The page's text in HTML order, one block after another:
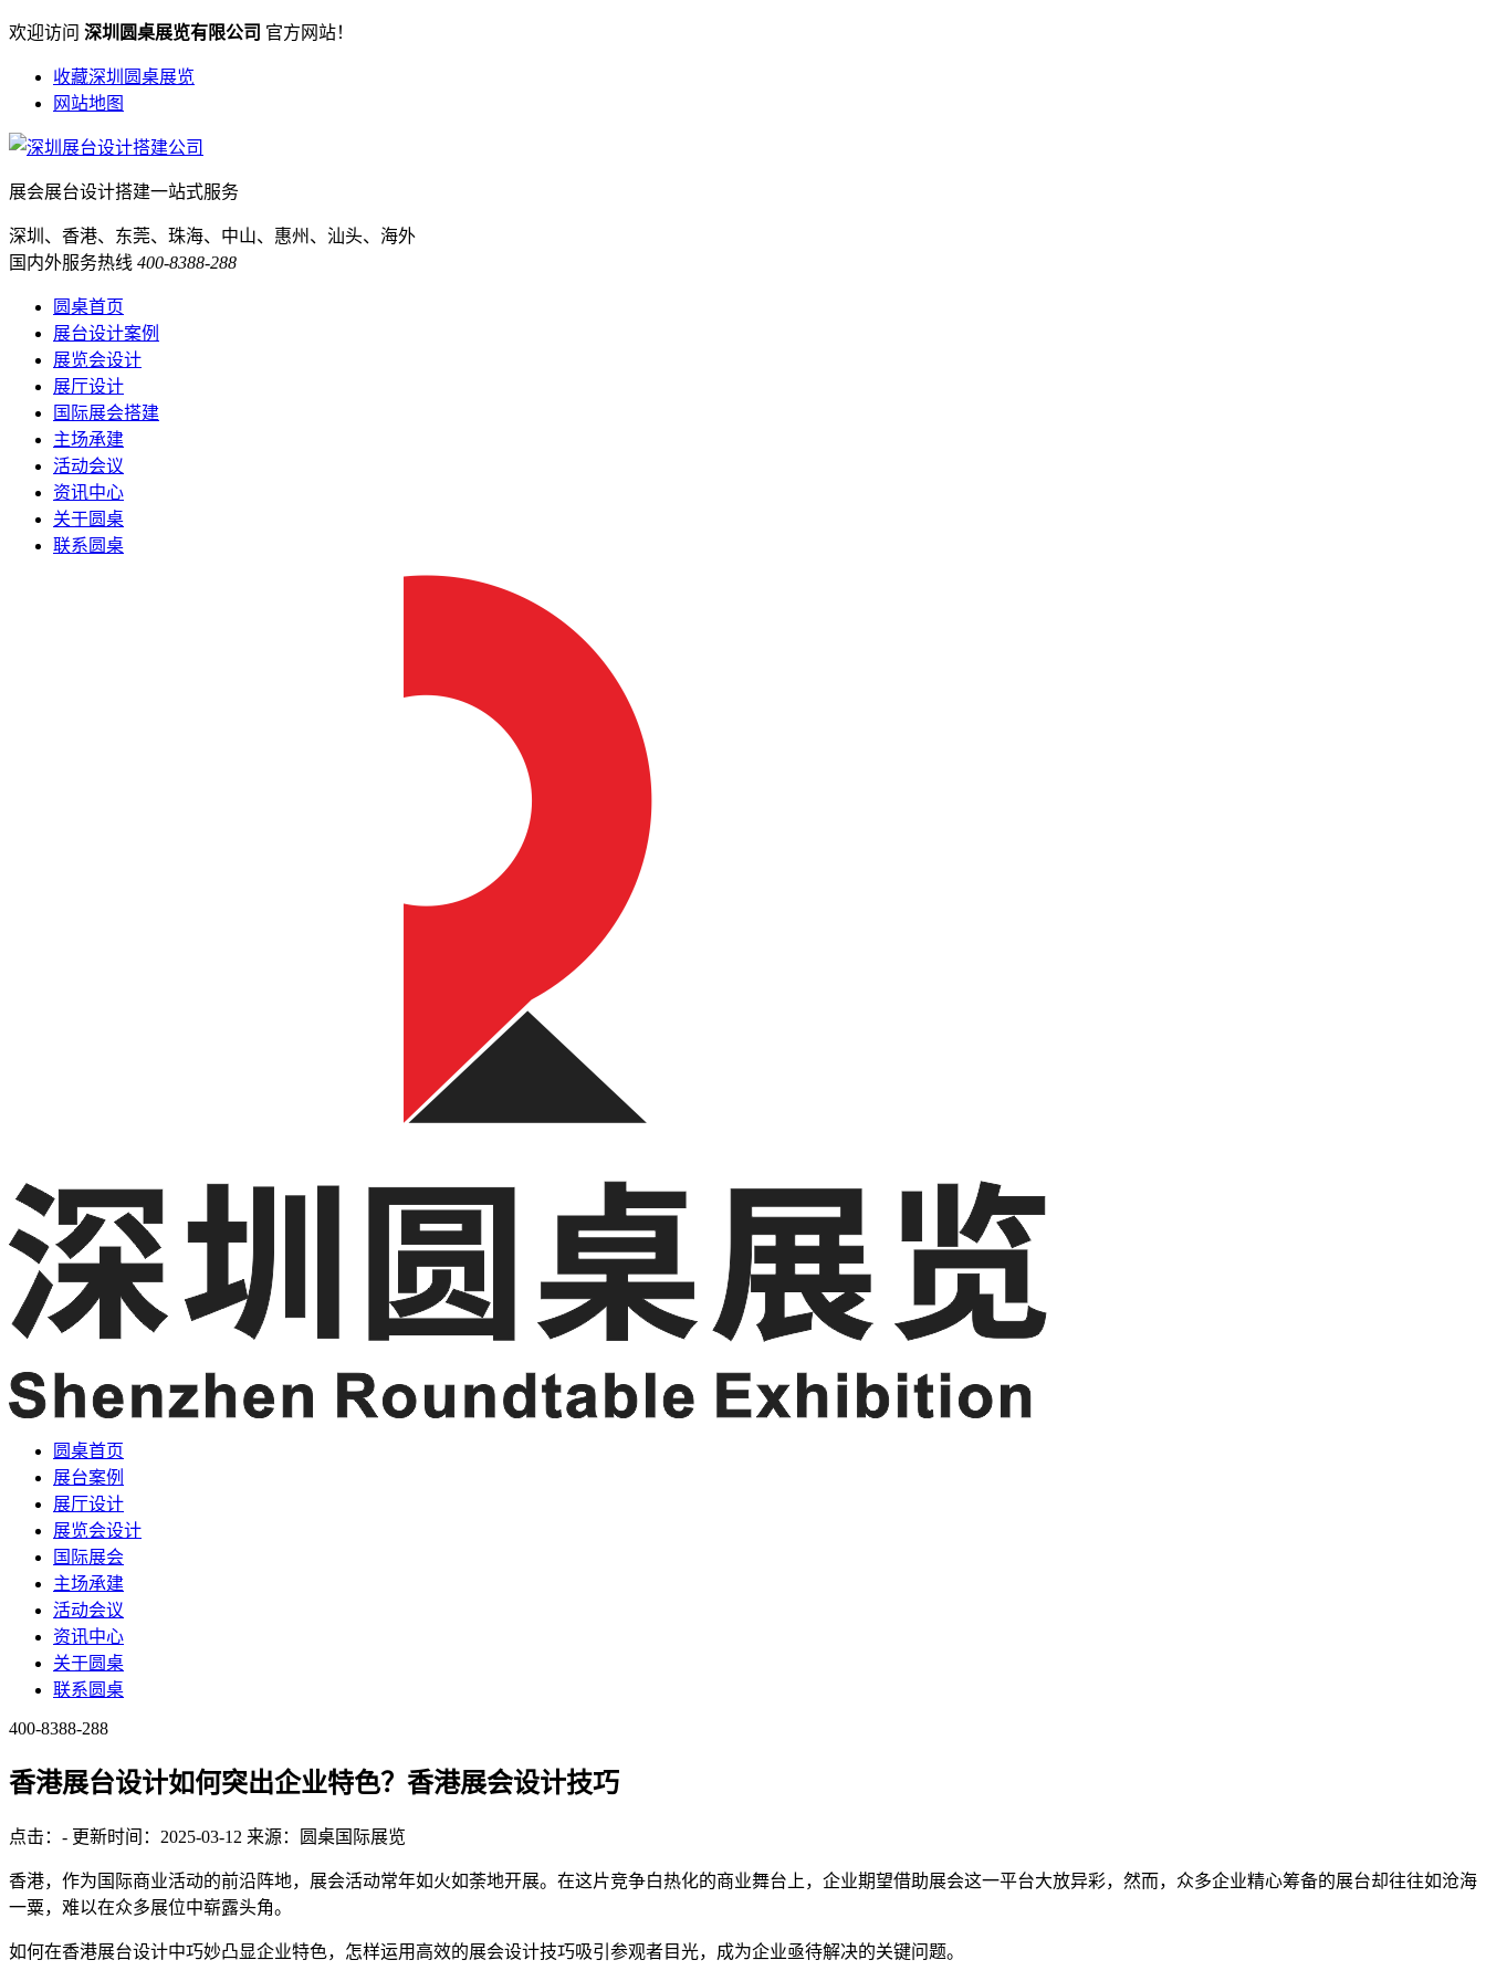
欢迎访问 深圳圆桌展览有限公司 官方网站！
收藏深圳圆桌展览
网站地图
展会展台设计搭建一站式服务
深圳、香港、东莞、珠海、中山、惠州、汕头、海外
国内外服务热线 400-8388-288
圆桌首页
展台设计案例
展览会设计
展厅设计
国际展会搭建
主场承建
活动会议
资讯中心
关于圆桌
联系圆桌
圆桌首页
展台案例
展厅设计
展览会设计
国际展会
主场承建
活动会议
资讯中心
关于圆桌
联系圆桌
400-8388-288
香港展台设计如何突出企业特色？香港展会设计技巧
点击： - 更新时间：2025-03-12 来源：圆桌国际展览
香港，作为国际商业活动的前沿阵地，展会活动常年如火如荼地开展。在这片竞争白热化的商业舞台上，企业期望借助展会这一平台大放异彩，然而，众多企业精心筹备的展台却往往如沧海
一粟，难以在众多展位中崭露头角。
如何在香港展台设计中巧妙凸显企业特色，怎样运用高效的展会设计技巧吸引参观者目光，成为企业亟待解决的关键问题。